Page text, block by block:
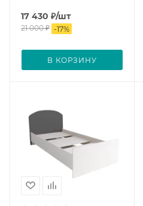
17 430 ₽/шт
21 000₽ -17%
В КОРЗИНУ